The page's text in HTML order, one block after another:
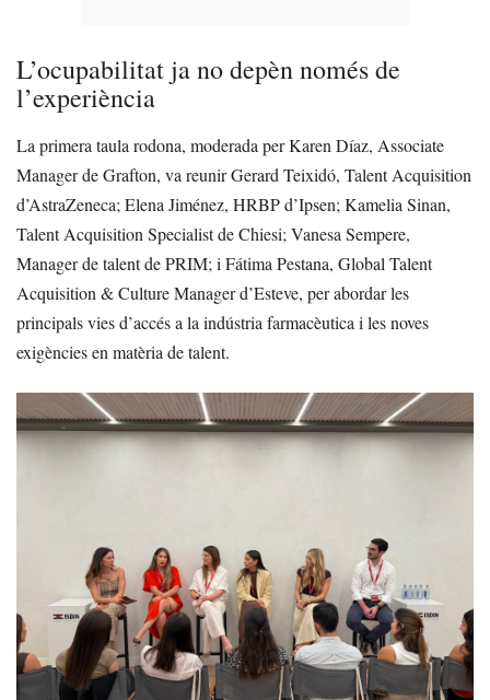
L’ocupabilitat ja no depèn només de
l’experiència
La primera taula rodona, moderada per Karen Díaz, Associate
Manager de Grafton, va reunir Gerard Teixidó, Talent Acquisition
d’AstraZeneca; Elena Jiménez, HRBP d’Ipsen; Kamelia Sinan,
Talent Acquisition Specialist de Chiesi; Vanesa Sempere,
Manager de talent de PRIM; i Fátima Pestana, Global Talent
Acquisition & Culture Manager d’Esteve, per abordar les
principals vies d’accés a la indústria farmacèutica i les noves
exigències en matèria de talent.